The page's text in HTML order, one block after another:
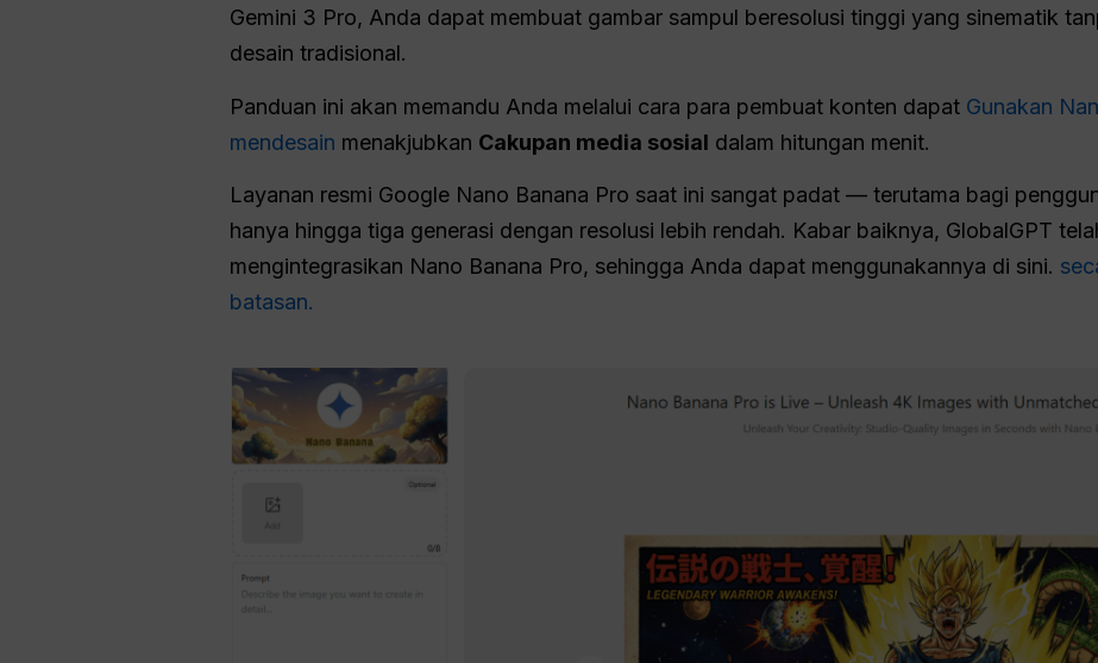
Gemini 3 Pro, Anda dapat membuat gambar sampul beresolusi tinggi yang sinematik
desain tradisional.
Panduan ini akan memandu Anda melalui cara para pembuat konten dapat Gunakan
mendesain menakjubkan Cakupan media sosial dalam hitungan menit.
Layanan resmi Google Nano Banana Pro saat ini sangat padat — terutama bagi
hanya hingga tiga generasi dengan resolusi lebih rendah. Kabar baiknya, GlobalGPT
mengintegrasikan Nano Banana Pro, sehingga Anda dapat menggunakannya di sini.
batasan.